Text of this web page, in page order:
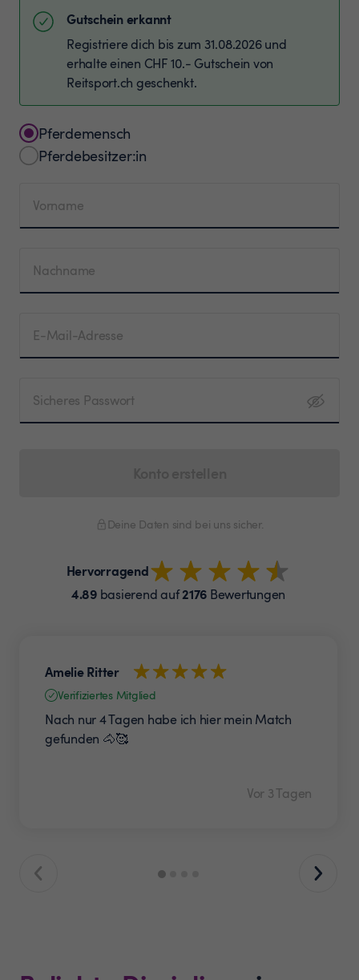
Gutschein erkannt
Registriere dich bis zum 31.08.2026 und
erhalte einen CHF 10.- Gutschein von
Reitsport.ch geschenkt.
Pferdemensch
Pferdebesitzer:in
Vorname
Nachname
E-Mail-Adresse
Sicheres Passwort
Deine Daten sind bei uns sicher.
Hervorragend
4.89basierend auf2176 Bewertungen
Amelie Ritter
Verifiziertes Mitglied
Nach nur 4 Tagen habe ich hier mein Match
gefunden 🐴🥰
Vor 3 Tagen